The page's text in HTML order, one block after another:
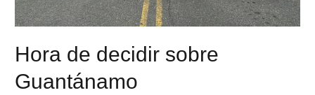
Hora de decidir sobre
Guantánamo